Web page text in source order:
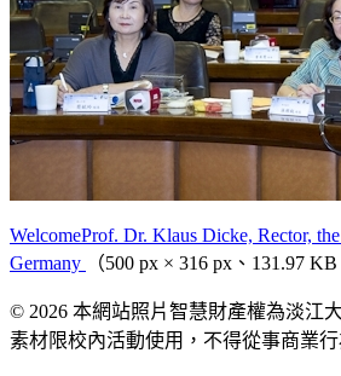
WelcomeProf. Dr. Klaus Dicke, Rector,
Germany
（500 px × 316 px、131.97 KB
© 2026 本網站照片智慧財產權為淡江
素材限校內活動使用，不得從事商業行